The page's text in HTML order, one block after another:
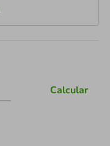
Calcular